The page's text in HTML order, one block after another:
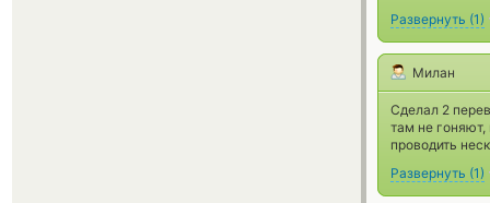
Развернуть (1)
Милан
Сделал 2
там не
проводить
Развернуть (1)